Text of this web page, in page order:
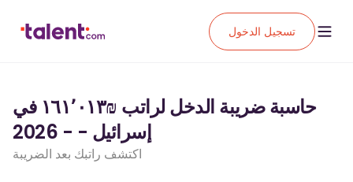
تسجيل الدخول
حاسبة ضريبة الدخل لراتب ₪‏١٦١٬٠١٣ في
إسرائيل - - 2026
اكتشف راتبك بعد الضريبة